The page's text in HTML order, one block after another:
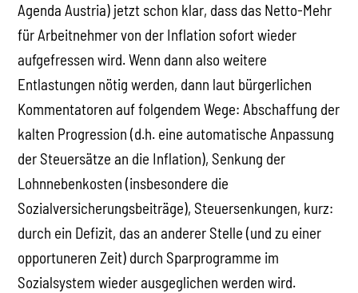
Agenda Austria) jetzt schon klar, dass das Netto-Mehr
für Arbeitnehmer von der Inflation sofort wieder
aufgefressen wird. Wenn dann also weitere
Entlastungen nötig werden, dann laut bürgerlichen
Kommentatoren auf folgendem Wege: Abschaffung der
kalten Progression (d.h. eine automatische Anpassung
der Steuersätze an die Inflation), Senkung der
Lohnnebenkosten (insbesondere die
Sozialversicherungsbeiträge), Steuersenkungen, kurz:
durch ein Defizit, das an anderer Stelle (und zu einer
opportuneren Zeit) durch Sparprogramme im
Sozialsystem wieder ausgeglichen werden wird.